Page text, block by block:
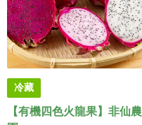
冷藏
【有機四色火龍果】非仙農